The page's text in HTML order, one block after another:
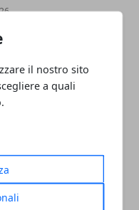
il nostro sito
a quali